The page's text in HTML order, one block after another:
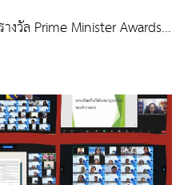
วัล Prime Minister Awards:
Awards 2025